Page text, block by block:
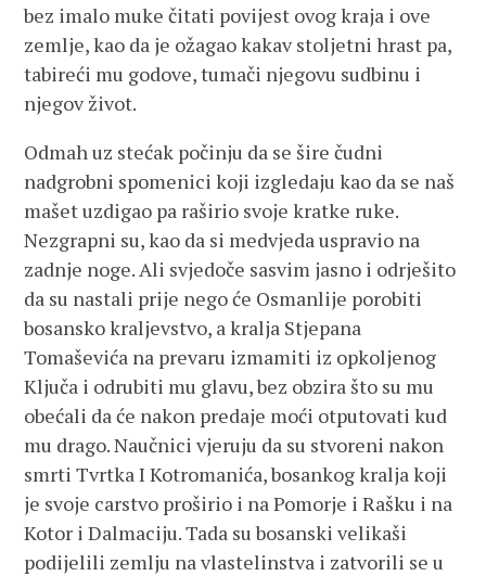
bez imalo muke čitati povijest ovog kraja i ove
zemlje, kao da je ožagao kakav stoljetni hrast pa,
tabireći mu godove, tumači njegovu sudbinu i
njegov život.
Odmah uz stećak počinju da se šire čudni
nadgrobni spomenici koji izgledaju kao da se naš
mašet uzdigao pa raširio svoje kratke ruke.
Nezgrapni su, kao da si medvjeda uspravio na
zadnje noge. Ali svjedoče sasvim jasno i odrješito
da su nastali prije nego će Osmanlije porobiti
bosansko kraljevstvo, a kralja Stjepana
Tomaševića na prevaru izmamiti iz opkoljenog
Ključa i odrubiti mu glavu, bez obzira što su mu
obećali da će nakon predaje moći otputovati kud
mu drago. Naučnici vjeruju da su stvoreni nakon
smrti Tvrtka I Kotromanića, bosankog kralja koji
je svoje carstvo proširio i na Pomorje i Rašku i na
Kotor i Dalmaciju. Tada su bosanski velikaši
podijelili zemlju na vlastelinstva i zatvorili se u